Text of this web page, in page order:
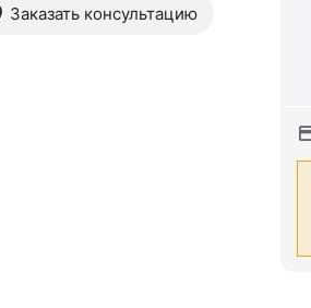
Заказать консультацию